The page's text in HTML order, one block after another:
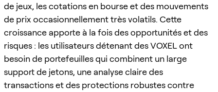
de jeux, les cotations en bourse et des mouvements
de prix occasionnellement très volatils. Cette
croissance apporte à la fois des opportunités et des
risques : les utilisateurs détenant des VOXEL ont
besoin de portefeuilles qui combinent un large
support de jetons, une analyse claire des
transactions et des protections robustes contre